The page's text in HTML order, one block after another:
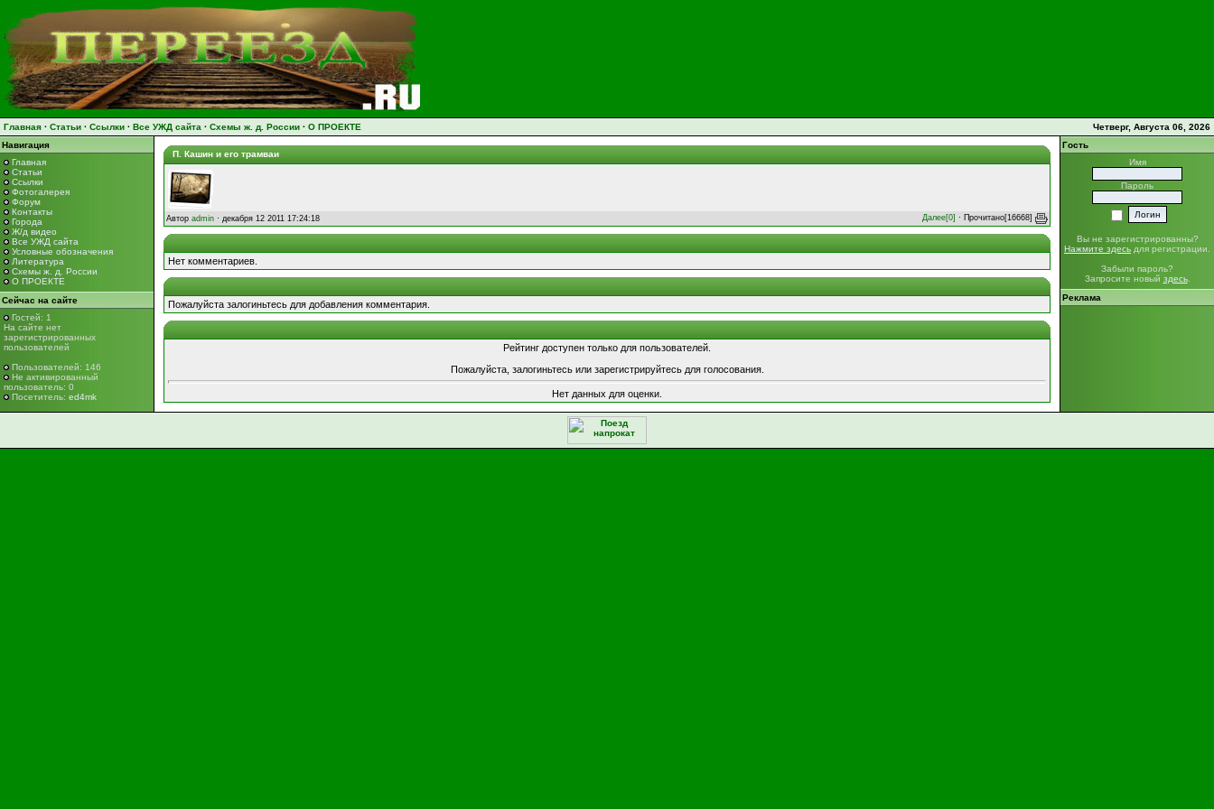
Главная · Статьи · Ссылки · Все УЖД сайта · Схемы ж. д. России · О ПРОЕКТЕ
Четверг, Августа 06, 2026
Навигация
Главная
Статьи
Ссылки
Фотогалерея
Форум
Контакты
Города
Ж/д видео
Все УЖД сайта
Условные обозначения
Литература
Схемы ж. д. России
О ПРОЕКТЕ
Сейчас на сайте
Гостей: 1
На сайте нет
зарегистрированных
пользователей
Пользователей: 146
Не активированный
пользователь: 0
Посетитель: ed4mk
П. Кашин и его трамваи
Автор admin · декабря 12 2011 17:24:18 Далее[0] · Прочитано[16668]
Нет комментариев.
Пожалуйста залогиньтесь для добавления комментария.
Рейтинг доступен только для пользователей.
Пожалуйста, залогиньтесь или зарегистрируйтесь для голосования.
Нет данных для оценки.
Гость
Имя
Пароль
Вы не зарегистрированны?
Нажмите здесь для регистрации.
Забыли пароль?
Запросите новый здесь.
Реклама